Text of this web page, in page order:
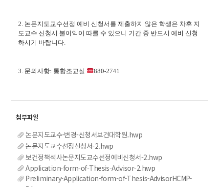
2. 논문지도교수선정 예비 신청서를 제출하지 않은 학생은 차후 지
도교수 신청시 불이익이 따를 수 있으니 기간 중 반드시 예비 신청
하시기 바랍니다.
3. 문의사항: 통합조교실 880-2741
논문지도교수-변경-신청서보건대학원.hwp
논문지도교수선정신청서-2.hwp
보건정책석사논문지도교수선정예비신청서-2.hwp
Application-form-of-Thesis-Advisor-2.hwp
Preliminary-Application-form-of-Thesis-AdvisorHCMP-